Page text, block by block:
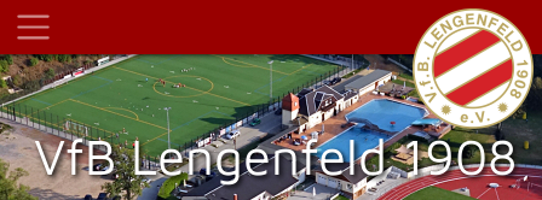
VfB Lengenfeld 1908